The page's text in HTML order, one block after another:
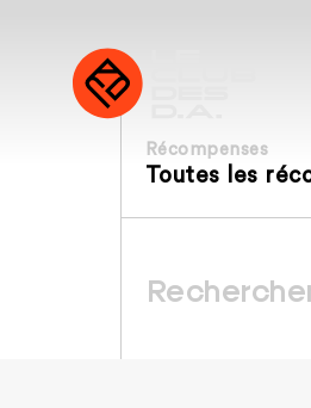
Récompenses
Toutes les